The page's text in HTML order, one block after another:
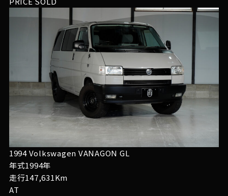
1994 Volkswagen VANAGON GL
年式1994年
走行147,631Km
AT